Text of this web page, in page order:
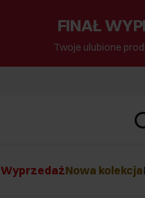
FINAŁ
Twoje ulubione
WyprzedażNowa kolekcja